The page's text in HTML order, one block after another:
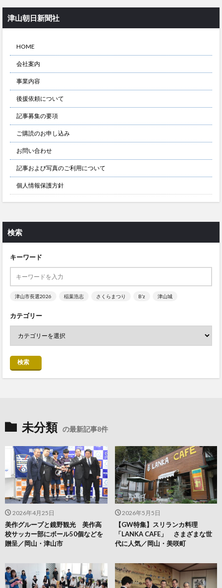
津山朝日新聞社
HOME
会社案内
事業内容
後援依頼について
記事募集の要項
ご購読のお申し込み
お問い合わせ
記事および写真のご利用について
個人情報保護方針
検索
キーワード
津山市長選2026 稲葉浩志 さくらまつり B’z 津山城
カテゴリー
検索
未分類 の最新記事8件
2026年5月5日
【GW特集】スリランカ料理
「LANKA CAFE」 さまざまな世
代に人気／岡山・美咲町
2026年4月25日
美作グループと鏡野観光 美作高
校サッカー部にボール50個などを
贈呈／岡山・津山市